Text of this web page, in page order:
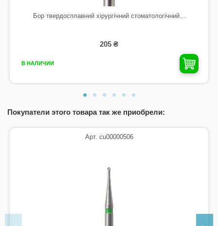
Бор твердосплавний хірургічний стоматологічний...
205 ₴
В НАЛИЧИИ
Покупатели этого товара так же приобрели:
Арт. cu00000506